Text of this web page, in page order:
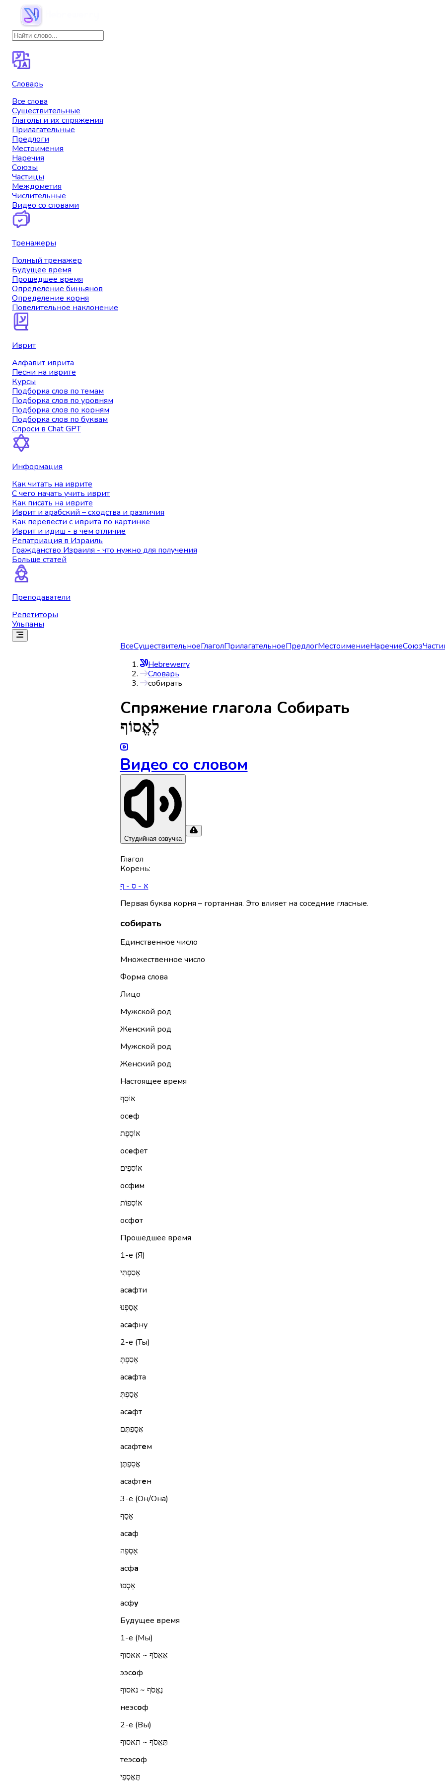
Словарь
Все слова
Существительные
Глаголы и их спряжения
Прилагательные
Предлоги
Местоимения
Наречия
Союзы
Частицы
Междометия
Числительные
Видео со словами
Тренажеры
Полный тренажер
Будущее время
Прошедшее время
Определение биньянов
Определение корня
Повелительное наклонение
Иврит
Алфавит иврита
Песни на иврите
Курсы
Подборка слов по темам
Подборка слов по уровням
Подборка слов по корням
Подборка слов по буквам
Спроси в Chat GPT
Информация
Как читать на иврите
С чего начать учить иврит
Как писать на иврите
Иврит и арабский – сходства и различия
Как перевести с иврита по картинке
Иврит и идиш - в чем отличие
Репатриация в Израиль
Гражданство Израиля - что нужно для получения
Больше статей
Преподаватели
Репетиторы
Ульпаны
ВсеСуществительноеГлаголПрилагательноеПредлогМестоимениеНаречиеСоюз
Hebrewerry
Словарь
собирать
Спряжениe глагола Собирать
לֶאֱסוֹף
Видео со словом
Студийная озвучка
Глагол
Корень:
א - ס - ף
Первая буква корня – гортанная. Это влияет на соседние гласные.
собирать
Единственное число
Множественное число
Форма слова
Лицо
Мужской род
Женский род
Мужской род
Женский род
Настоящее время
אוֹסֵף
осеф
אוֹסֶפֶת
осефет
אוֹסְפִים
осфим
אוֹסְפוֹת
осфот
Прошедшее время
1-е (Я)
אָסַפְתִּי
асафти
אָסַפְנוּ
асафну
2-е (Ты)
אָסַפְתָּ
асафта
אָסַפְתְּ
асафт
אֲסַפְתֶּם
асафтем
אֲסַפְתֶּן
асафтен
3-е (Он/Она)
אָסַף
асаф
אָסְפָה
асфа
אָסְפוּ
асфу
Будущее время
1-е (Мы)
אֶאֱסֹף ~ אאסוף
ээсоф
נֶאֱסֹף ~ נאסוף
неэсоф
2-е (Вы)
תֶּאֱסֹף ~ תאסוף
теэсоф
תֶּאֶסְפִי